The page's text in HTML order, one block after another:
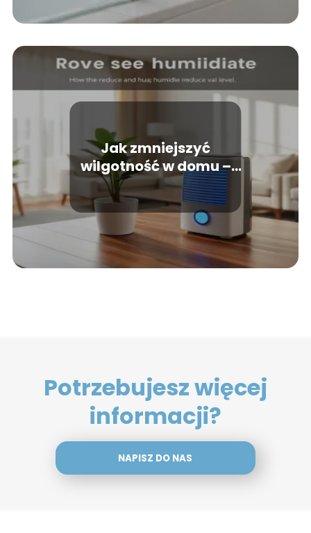
Jak zmniejszyć
wilgotność w domu –
skuteczne metody i
porady
Potrzebujesz więcej
informacji?
NAPISZ DO NAS